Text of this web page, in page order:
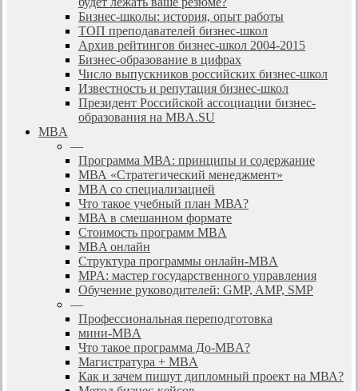
Бизнес-школы: история, опыт работы
ТОП преподавателей бизнес-школ
Архив рейтингов бизнес-школ 2004-2015
Бизнес-образование в цифрах
Число выпускников российских бизнес-школ
Известность и репутация бизнес-школ
Президент Российской ассоциации бизнес-
образования на MBA.SU
MBA
—
Программа МВА: принципы и содержание
МВА «Cтратегический менеджмент»
MBA со специализацией
Что такое учебный план МВА?
МВА в смешанном формате
Стоимость программ MBA
MBA онлайн
Cтруктура программы онлайн-MBA
MPA: мастер государственного управления
Обучение руководителей: GMP, AMP, SMP
—
Профессиональная переподготовка
мини-MBA
Что такое программа До-MBA?
Магистратура + MBA
Как и зачем пишут дипломный проект на МВА?